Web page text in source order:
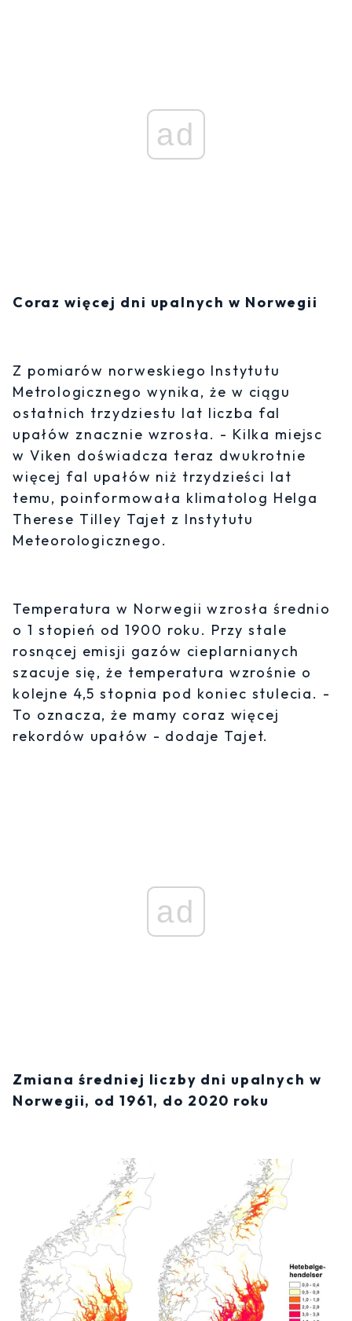
ad
Coraz więcej dni upalnych w Norwegii
Z pomiarów norweskiego Instytutu
Metrologicznego wynika, że w ciągu
ostatnich trzydziestu lat liczba fal
upałów znacznie wzrosła. - Kilka miejsc
w Viken doświadcza teraz dwukrotnie
więcej fal upałów niż trzydzieści lat
temu, poinformowała klimatolog Helga
Therese Tilley Tajet z Instytutu
Meteorologicznego.
Temperatura w Norwegii wzrosła średnio
o 1 stopień od 1900 roku. Przy stale
rosnącej emisji gazów cieplarnianych
szacuje się, że temperatura wzrośnie o
kolejne 4,5 stopnia pod koniec stulecia. -
To oznacza, że ​​mamy coraz więcej
rekordów upałów - dodaje Tajet.
ad
Zmiana średniej liczby dni upalnych w
Norwegii, od 1961, do 2020 roku